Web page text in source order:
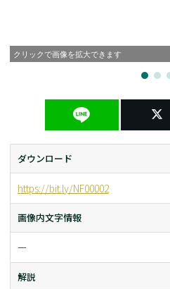
クリックで画像を拡大できます
ダウンロード
https://bit.ly/NF00002
画像内文字情報
ー
解説